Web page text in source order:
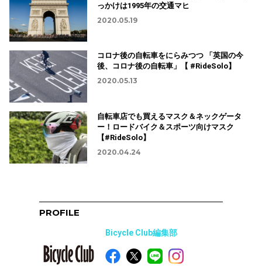
っかけは1995年の交通マヒ
2020.05.19
コロナ後の自転車をにらみつつ 「英国の今
後、コロナ後の自転車」【 #RideSolo】
2020.05.13
自転車店でも買えるマスク＆ネックゲータ
ー！ロードバイク＆スポーツ向けマスク
【#RideSolo】
2020.04.24
PROFILE
Bicycle Club編集部